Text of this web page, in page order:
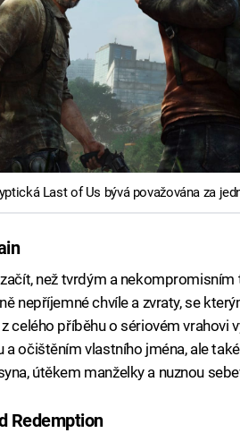
Last of Us bývá považována za
než tvrdým a nekompromisním
nepříjemné chvíle a zvraty, se
celého příběhu o sériovém vrahovi
a očištěním vlastního jména, ale
útěkem manželky a nuznou
Redemption